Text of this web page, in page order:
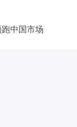
中国市场